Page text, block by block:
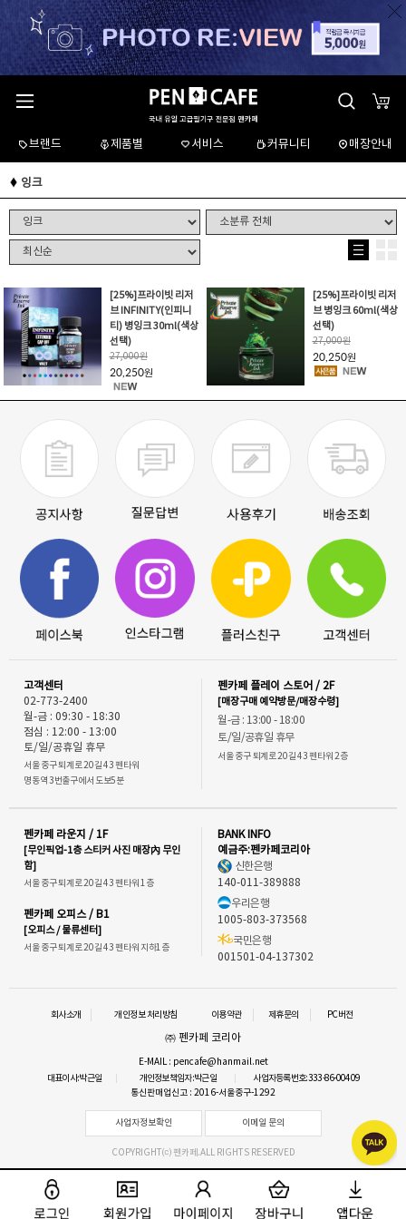
브랜드 제품별 서비스 커뮤니티 매장안내
잉크
[25%]프라이빗 리저
브 INFINITY(인피니
티) 병잉크 30ml(색상
선택)
27,000원
20,250원
[25%]프라이빗 리저
브 병잉크 60ml(색상
선택)
27,000원
20,250원
고객센터
02-773-2400
월-금 : 09:30 - 18:30
점심 : 12:00 - 13:00
토/일/공휴일 휴무
서울 중구 퇴계로 20길 43 펜타워
명동역 3번출구에서 도보5분
펜카페 플레이 스토어 / 2F
[매장구매 예약방문/매장수령]
월-금 : 13:00 - 18:00
토/일/공휴일 휴무
서울 중구 퇴계로 20길 43 펜타워 2층
펜카페 라운지 / 1F
[무인픽업-1층 스티커 사진 매장內 무인
함]
서울 중구 퇴계로 20길 43 펜타워 1층
펜카페 오피스 / B1
[오피스 / 물류센터]
서울 중구 퇴계로 20길 43 펜타워 지하1층
BANK INFO
예금주:펜카페코리아
신한은행
140-011-389888
우리은행
1005-803-373568
국민은행
001501-04-137302
회사소개 개인정보 처리방침 이용약관 제휴문의 PC버전
㈜ 펜카페 코리아
E-MAIL : pencafe@hanmail.net
대표이사:박근일
개인정보책임자:박근일
사업자등록번호:333-86-00409
통신판매업신고 : 2016-서울중구-1292
사업자정보확인 이메일 문의
COPYRIGHT⒞ 펜카페.ALL RIGHTS RESERVED